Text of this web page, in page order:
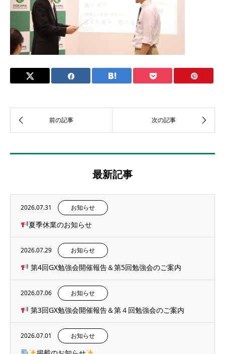
最新記事
2026.07.31 お知らせ
夏季休業のお知らせ
2026.07.29 お知らせ
第4回GX勉強会開催報告＆第5回勉強会のご案内
2026.07.06 お知らせ
第3回GX勉強会開催報告＆第４回勉強会のご案内
2026.07.01 お知らせ